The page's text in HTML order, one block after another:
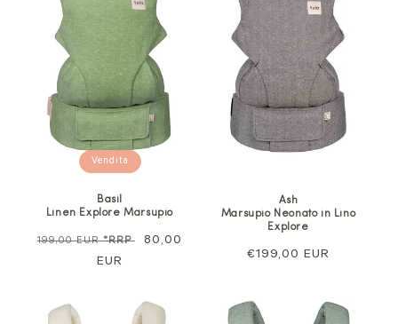
Vendita
Basil
Linen Explore Marsupio
Prezzo
199,00 EUR*RRP
Prezzo
80,00
EUR
Ash
Marsupio Neonato in Lino
Explore
Prezzo
€199,00 EUR